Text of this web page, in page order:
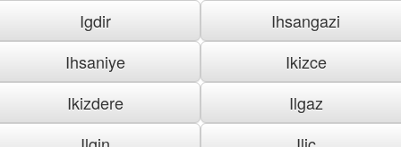
Igdir
Ihsangazi
Ihsaniye
Ikizce
Ikizdere
Ilgaz